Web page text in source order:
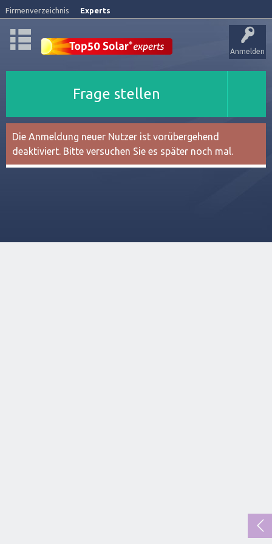
Firmenverzeichnis Experts
Anmelden
Frage stellen
Die Anmeldung neuer Nutzer ist vorübergehend
deaktiviert. Bitte versuchen Sie es später noch mal.